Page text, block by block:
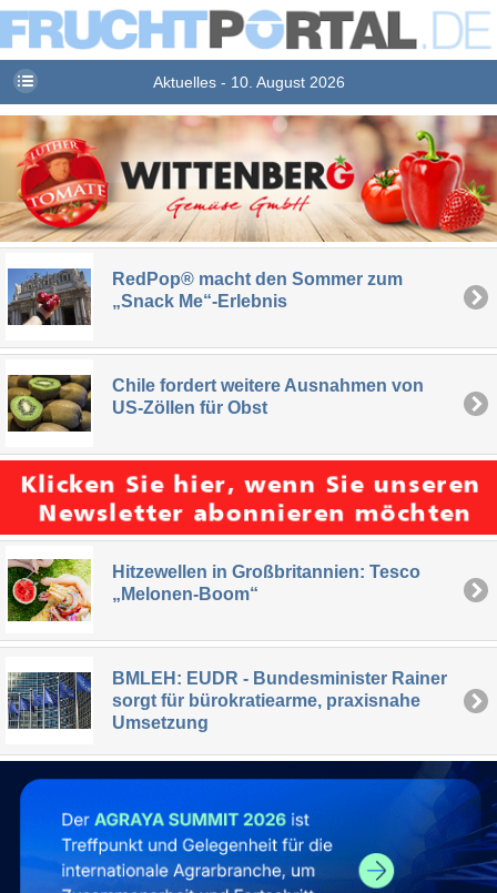
Aktuelles - 10. August 2026
RedPop® macht den Sommer zum
„Snack Me“-Erlebnis
Chile fordert weitere Ausnahmen von
US-Zöllen für Obst
Hitzewellen in Großbritannien: Tesco
„Melonen-Boom“
BMLEH: EUDR - Bundesminister Rainer
sorgt für bürokratiearme, praxisnahe
Umsetzung